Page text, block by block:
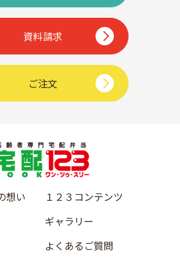
資料請求
ご注文
想い
１２３コンテンツ
ギャラリー
よくあるご質問